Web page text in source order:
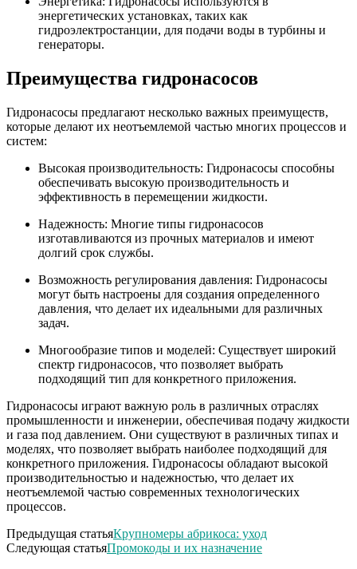
энергетических установках, таких как
гидроэлектростанции, для подачи воды в турбины и
генераторы.
Преимущества гидронасосов
Гидронасосы предлагают несколько важных преимуществ,
которые делают их неотъемлемой частью многих процессов и
систем:
Высокая производительность: Гидронасосы способны
обеспечивать высокую производительность и
эффективность в перемещении жидкости.
Надежность: Многие типы гидронасосов
изготавливаются из прочных материалов и имеют
долгий срок службы.
Возможность регулирования давления: Гидронасосы
могут быть настроены для создания определенного
давления, что делает их идеальными для различных
задач.
Многообразие типов и моделей: Существует широкий
спектр гидронасосов, что позволяет выбрать
подходящий тип для конкретного приложения.
Гидронасосы играют важную роль в различных отраслях
промышленности и инженерии, обеспечивая подачу жидкости
и газа под давлением. Они существуют в различных типах и
моделях, что позволяет выбрать наиболее подходящий для
конкретного приложения. Гидронасосы обладают высокой
производительностью и надежностью, что делает их
неотъемлемой частью современных технологических
процессов.
Предыдущая статьяКрупномеры абрикоса: уход
Следующая статьяПромокоды и их назначение